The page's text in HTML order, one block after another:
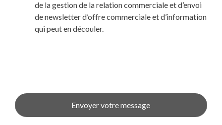
de la gestion de la relation commerciale et d’envoi
de newsletter d’offre commerciale et d’information
qui peut en découler.